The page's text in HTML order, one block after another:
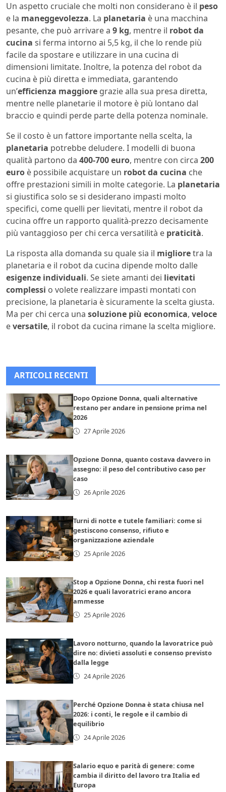
Un aspetto cruciale che molti non considerano è il peso
e la maneggevolezza. La planetaria è una macchina
pesante, che può arrivare a 9 kg, mentre il robot da
cucina si ferma intorno ai 5,5 kg, il che lo rende più
facile da spostare e utilizzare in una cucina di
dimensioni limitate. Inoltre, la potenza del robot da
cucina è più diretta e immediata, garantendo
un’efficienza maggiore grazie alla sua presa diretta,
mentre nelle planetarie il motore è più lontano dal
braccio e quindi perde parte della potenza nominale.
Se il costo è un fattore importante nella scelta, la
planetaria potrebbe deludere. I modelli di buona
qualità partono da 400-700 euro, mentre con circa 200
euro è possibile acquistare un robot da cucina che
offre prestazioni simili in molte categorie. La planetaria
si giustifica solo se si desiderano impasti molto
specifici, come quelli per lievitati, mentre il robot da
cucina offre un rapporto qualità-prezzo decisamente
più vantaggioso per chi cerca versatilità e praticità.
La risposta alla domanda su quale sia il miglioretra la
planetaria e il robot da cucina dipende molto dalle
esigenze individuali. Se siete amanti dei lievitati
complessi o volete realizzare impasti montati con
precisione, la planetaria è sicuramente la scelta giusta.
Ma per chi cerca una soluzione più economica, veloce
eversatile, il robot da cucina rimane la scelta migliore.
ARTICOLI RECENTI
Dopo Opzione Donna, quali alternative
restano per andare in pensione prima nel
2026
27 Aprile 2026
Opzione Donna, quanto costava davvero in
assegno: il peso del contributivo caso per
caso
26 Aprile 2026
Turni di notte e tutele familiari: come si
gestiscono consenso, rifiuto e
organizzazione aziendale
25 Aprile 2026
Stop a Opzione Donna, chi resta fuori nel
2026 e quali lavoratrici erano ancora
ammesse
25 Aprile 2026
Lavoro notturno, quando la lavoratrice può
dire no: divieti assoluti e consenso previsto
dalla legge
24 Aprile 2026
Perché Opzione Donna è stata chiusa nel
2026: i conti, le regole e il cambio di
equilibrio
24 Aprile 2026
Salario equo e parità di genere: come
cambia il diritto del lavoro tra Italia ed
Europa